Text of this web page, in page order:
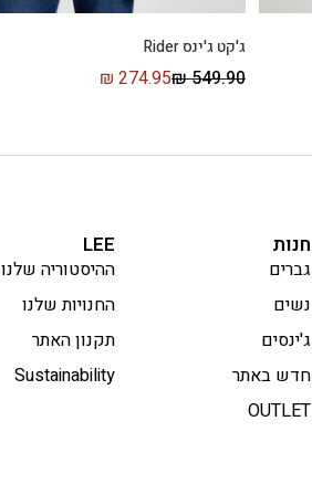
ג'קט ג'ינס Rider
₪549.90
₪ 274.95
חנות
גברים
נשים
ג'ינסים
חדש באתר
OUTLET
LEE
ההיסטוריה שלנו
החנויות שלנו
תקנון האתר
Sustainability